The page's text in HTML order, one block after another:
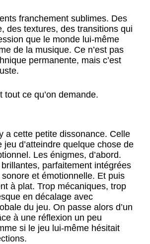
franchement sublimes. Des
des textures, des transitions qui
que le monde lui-même
de la musique. Ce n’est pas
permanente, mais c’est
tout ce qu’on demande.
a cette petite dissonance. Celle
jeu d’atteindre quelque chose de
Les énigmes, d’abord.
parfaitement intégrées
et émotionnelle. Et puis
à plat. Trop mécaniques, trop
en décalage avec
du jeu. On passe alors d’un
à une réflexion un peu
si le jeu lui-même hésitait